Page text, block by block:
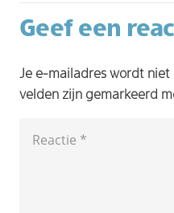
Geef een
Je e-mailadres wordt
velden zijn gemarkeerd